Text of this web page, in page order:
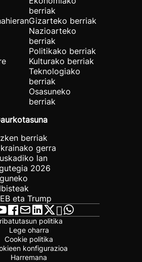
berriak
Gizarteko berriak
Nazioarteko
berriak
Politikako berriak
Kulturako berriak
Teknologiako
berriak
Osasuneko
berriak
berriak
gerra
lan
2026
eta Trump
politika
Lege oharra
Cookie politika
konfigurazioa
Harremana